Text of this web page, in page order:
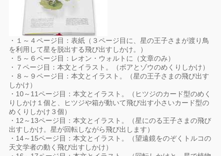
・１～４ページ目：表紙（３ページ目に、星の王子さまが渡り鳥
を利用して星を脱出する飛び出すしかけ。）
・５～６ページ目：レオン・ウォルトに（文章のみ）
・７ページ目：本文とイラスト。（ボアとゾウのめくりしかけ）
・８～９ページ目：本文とイラスト。（星の王子さまの飛び出す
しかけ）
・10～11ページ目：本文とイラスト。（ヒツジのカード型のめく
りしかけ１個と、ヒツジや箱が動いて飛び出す小さいカード型の
めくりしかけ３個）
・12～13ページ目：本文とイラスト。（星にのる王子さまの飛び
出すしかけ。星が回転しながら飛び出します）
・14～15ページ目：本文とイラスト。（望遠鏡をのぞくトルコの
天文学者の動く飛び出すしかけ）